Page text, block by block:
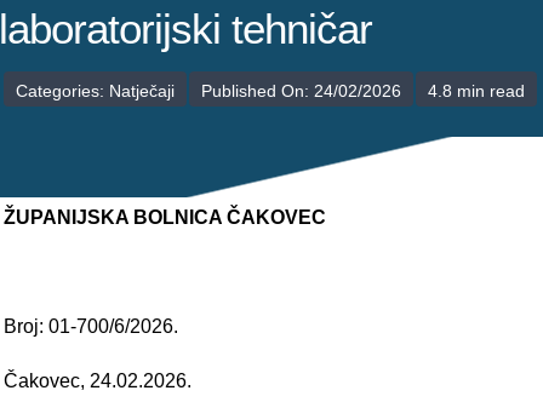
PALIJATIVNA SKRB
tehničar
Categories: Natječaji Published On: 24/02/2026 4.8 min read
ŽUPANIJSKA BOLNICA ČAKOVEC
Broj: 01-700/6/2026.
Čakovec, 24.02.2026.